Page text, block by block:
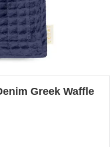
Greek Waffle